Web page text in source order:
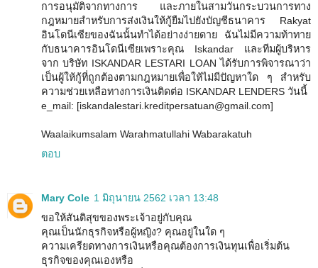
การอนุมัติจากทางการ และภายในสามวันกระบวนการทาง
กฎหมายสำหรับการส่งเงินให้กู้ยืมไปยังบัญชีธนาคาร Rakyat
อินโดนีเซียของฉันนั้นทำได้อย่างง่ายดาย ฉันไม่มีความท้าทาย
กับธนาคารอินโดนีเซียเพราะคุณ Iskandar และทีมผู้บริหาร
จาก บริษัท ISKANDAR LESTARI LOAN ได้รับการพิจารณาว่า
เป็นผู้ให้กู้ที่ถูกต้องตามกฎหมายเพื่อให้ไม่มีปัญหาใด ๆ สำหรับ
ความช่วยเหลือทางการเงินติดต่อ ISKANDAR LENDERS วันนี้
e_mail: [iskandalestari.kreditpersatuan@gmail.com]
Waalaikumsalam Warahmatullahi Wabarakatuh
ตอบ
Mary Cole 1 มิถุนายน 2562 เวลา 13:48
ขอให้สันติสุขของพระเจ้าอยู่กับคุณ
คุณเป็นนักธุรกิจหรือผู้หญิง? คุณอยู่ในใด ๆ
ความเครียดทางการเงินหรือคุณต้องการเงินทุนเพื่อเริ่มต้น
ธุรกิจของคุณเองหรือ